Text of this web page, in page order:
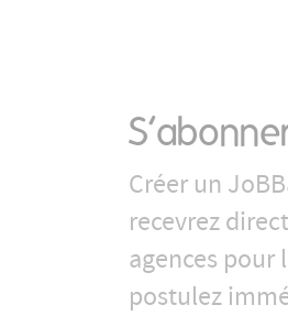
Créer un
recevrez
agences
postulez